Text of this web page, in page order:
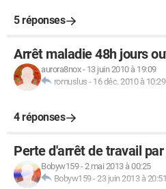
5 réponses
Arrêt maladie 48h jours
aurora8nox- 13 juin 2010 à 19:09
romuslus - 16 déc. 2010 à 10:29
4 réponses
Perte d'arrêt de travail
Bobyw159-2 mai 2013 à 00:25
Bobyw159-23 juin 2013 à 20:51